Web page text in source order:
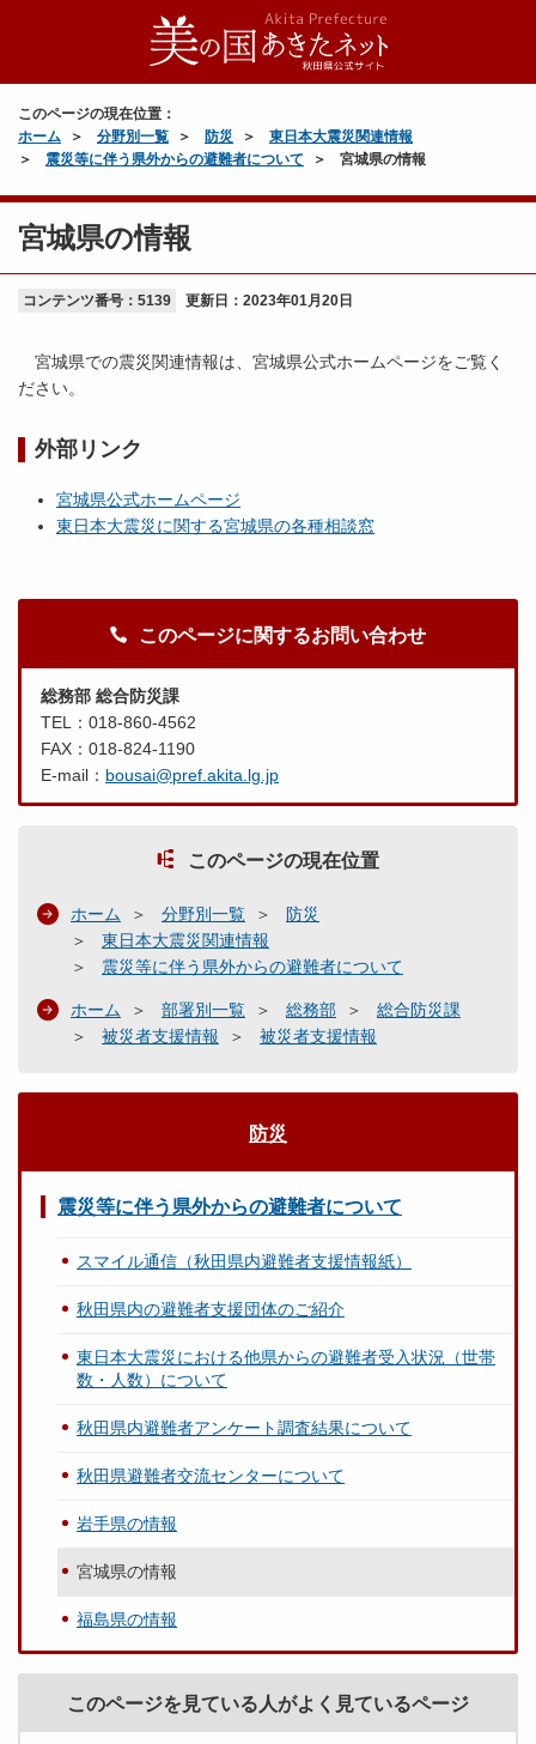
このページの現在位置：
ホーム
分野別一覧 防災
東日本大震災関連情報
震災等に伴う県外からの避難者について
宮城県の情報
宮城県の情報
コンテンツ番号：5139 更新日： 2023年01月20日
宮城県での震災関連情報は、宮城県公式ホームページをご覧く
ださい。
外部リンク
宮城県公式ホームページ
東日本大震災に関する宮城県の各種相談窓
このページに関するお問い合わせ
総務部 総合防災課
TEL：018-860-4562
FAX：018-824-1190
E-mail： bousai@pref.akita.lg.jp
このページの現在位置
ホーム 分野別一覧
防災
東日本大震災関連情報
震災等に伴う県外からの避難者について
ホーム 部署別一覧 総務部
総合防災課
被災者支援情報
被災者支援情報
防災
震災等に伴う県外からの避難者について
スマイル通信（秋田県内避難者支援情報紙）
秋田県内の避難者支援団体のご紹介
東日本大震災における他県からの避難者受入状況（世帯
数・人数）について
秋田県内避難者アンケート調査結果について
秋田県避難者交流センターについて
岩手県の情報
宮城県の情報
福島県の情報
このページを見ている人がよく見ているページ